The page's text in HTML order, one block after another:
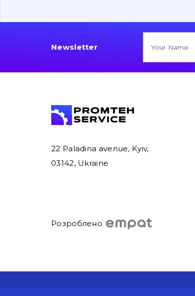
Newsletter
22 Paladina avenue, Kyiv,
03142, Ukraine
Розроблено